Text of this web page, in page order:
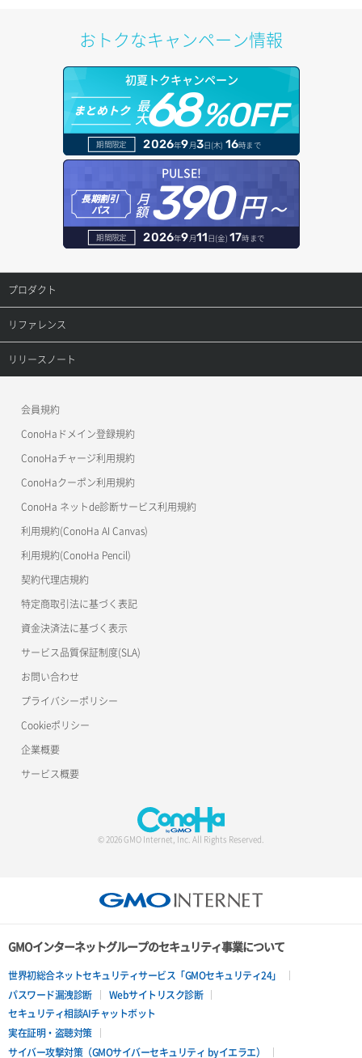
サブネット詳細取得
セキュリティグループ ルール一覧取得
セキュリティグループ ルール作成
セキュリティグループ ルール削除
セキュリティグループ ルール詳細取得
セキュリティグループ一覧取得
ネットワーク一覧取得
ネットワーク作成（ローカルネットワーク用）
ネットワーク削除（ローカルネットワーク用）
ネットワーク詳細取得
ポート一覧取得
ポート作成（ローカルネットワーク用）
ポート作成（追加IP用）
ポート削除
ポート詳細取得
ヘルスモニタ一覧取得
ヘルスモニタ作成
ヘルスモニタ削除
ヘルスモニタ更新
ヘルスモニタ詳細取得
メンバー更新
メンバー詳細取得
メンバー追加
リスナー作成
リスナー削除
リスナー更新
リスナー詳細取得
ロードバランサー一覧取得
ロードバランサー削除
ロードバランサー更新
ロードバランサー詳細取得
ロードバランサー追加
オブジェクトダウンロード
オブジェクトバージョン管理
オブジェクト一覧取得
オブジェクト削除
オブジェクト削除予約
オブジェクト複製
オブジェクト詳細取得
コンテナ一覧取得
コンテナ作成
コンテナ削除
ラージオブジェクトアップロード(DLO)
一時的Web公開
ドメイン情報登録
ドメイン詳細取得
レコード一覧取得
レコード作成
レコード更新
レコード詳細取得
おトクなキャンペーン情報
初夏トクキャンペーン
まとめトク 最
大68%OFF
期間限定 2026年9月3日(木) 16時まで
PULSE!
長期割引
パス
月
額390円～
期間限定 2026年9月11日(金) 17時まで
プロダクト
プロダクトトップ
ConoHa VPS(Ver.3.0)
ConoHa for GAME
リファレンス
リファレンストップ
OpenStack CLI
Terraform
s3cmd
公開API(ConoHa VPS Ver.2.0)
リリースノート
会員規約
ConoHaドメイン登録規約
ConoHaチャージ利用規約
ConoHaクーポン利用規約
ConoHa ネットde診断サービス利用規約
利用規約(ConoHa AI Canvas)
利用規約(ConoHa Pencil)
契約代理店規約
特定商取引法に基づく表記
資金決済法に基づく表示
サービス品質保証制度(SLA)
お問い合わせ
プライバシーポリシー
Cookieポリシー
企業概要
サービス概要
© 2026 GMO Internet, Inc. All Rights Reserved.
GMOインターネットグループのセキュリティ事業について
世界初総合ネットセキュリティサービス「GMOセキュリティ24」
パスワード漏洩診断
Webサイトリスク診断
セキュリティ相談AIチャットボット
実在証明・盗聴対策
サイバー攻撃対策（GMOサイバーセキュリティ byイエラエ）